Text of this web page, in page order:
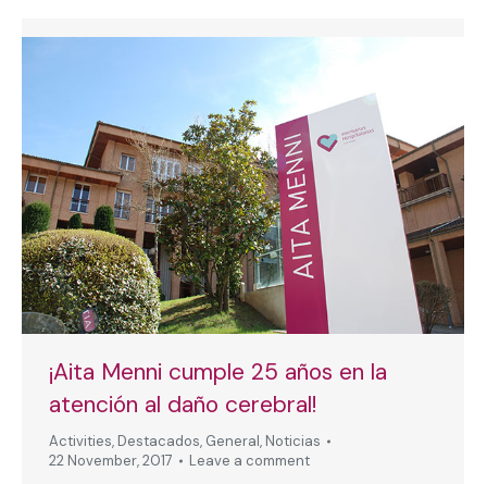
¡Aita Menni cumple 25 años en la
atención al daño cerebral!
Activities, Destacados, General, Noticias
22 November, 2017
Leave a comment